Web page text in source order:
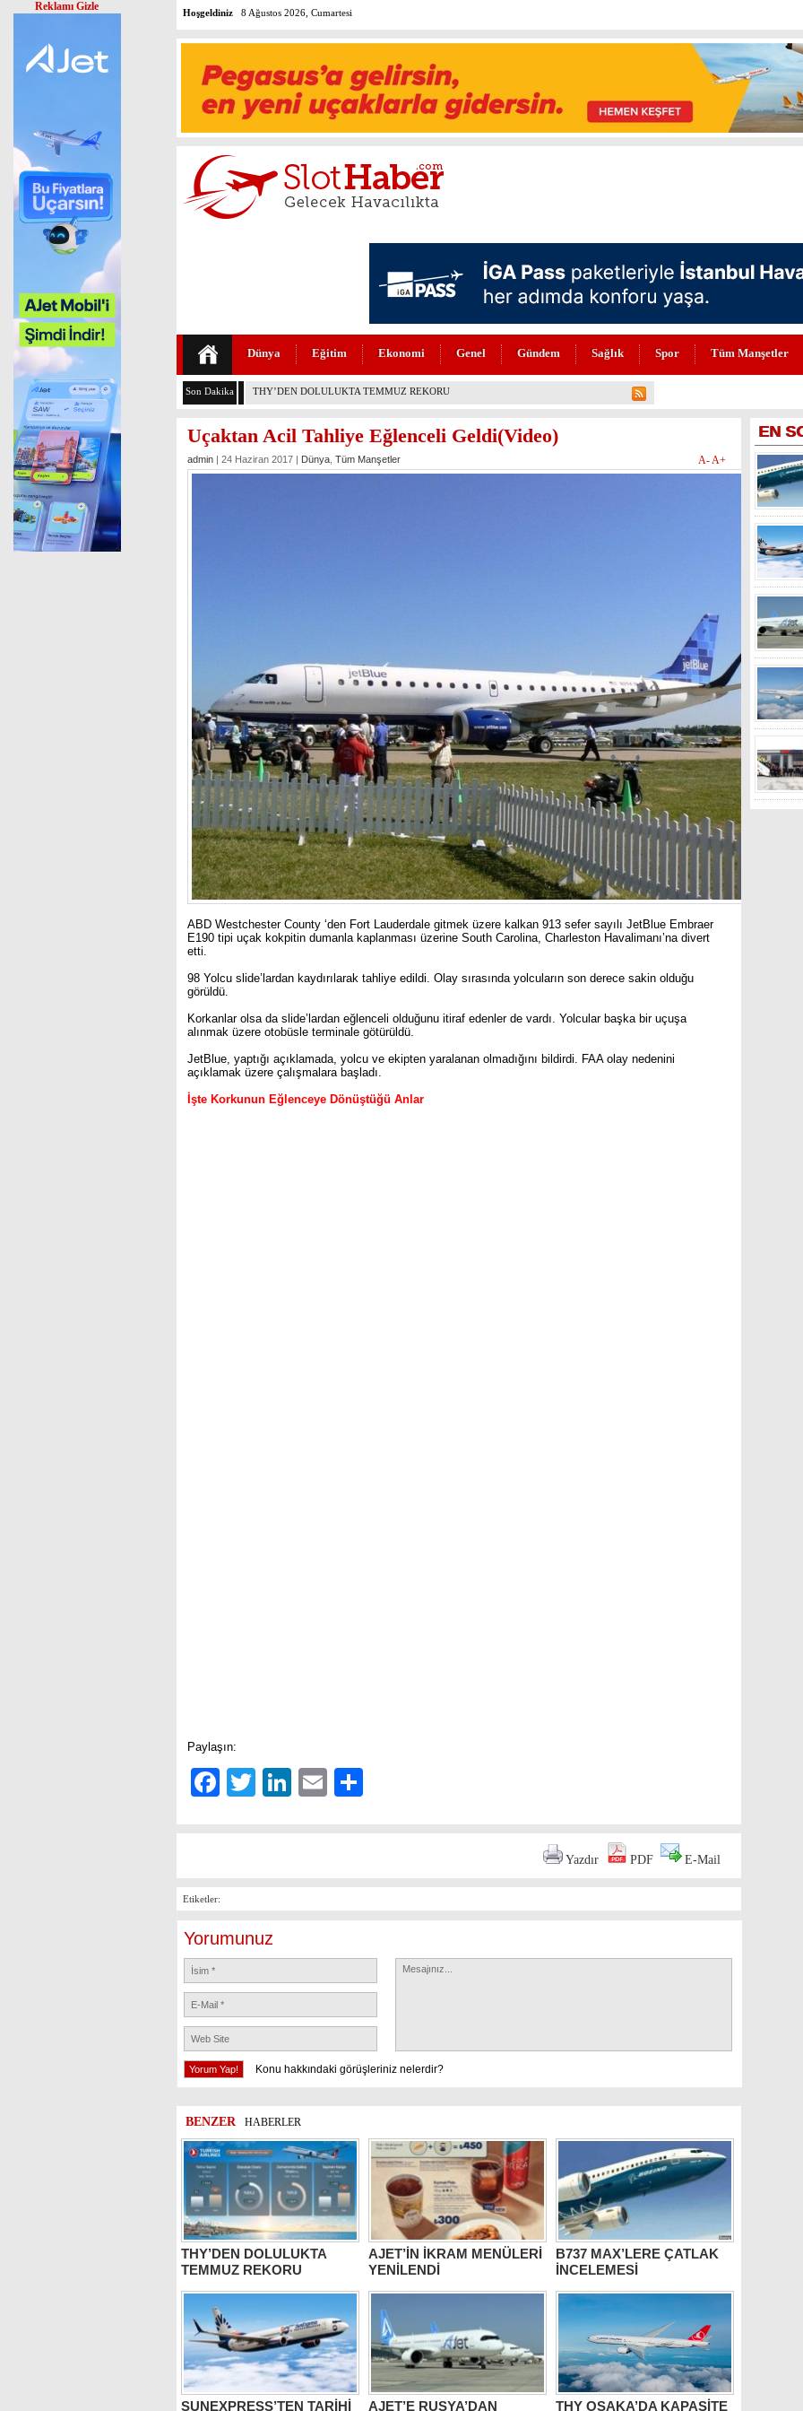
Hoşgeldiniz 8 Ağustos 2026, Cumartesi
Dünya Eğitim Ekonomi Genel Gündem Sağlık Spor Tüm Manşetler
Son Dakika AJET’İN İKRAM MENÜLERİ YENİLENDİ
Uçaktan Acil Tahliye Eğlenceli Geldi(Video)
admin | 24 Haziran 2017 | Dünya Tüm Manşetler A-A+
ABD Westchester County ‘den Fort Lauderdale gitmek üzere kalkan 913 sefer sayılı JetBlue Embraer
E190 tipi uçak kokpitin dumanla kaplanması üzerine South Carolina, Charleston Havalimanı’na divert
etti.
98 Yolcu slide’lardan kaydırılarak tahliye edildi. Olay sırasında yolcuların son derece sakin olduğu
görüldü.
Korkanlar olsa da slide’lardan eğlenceli olduğunu itiraf edenler de vardı. Yolcular başka bir uçuşa
alınmak üzere otobüsle terminale götürüldü.
JetBlue, yaptığı açıklamada, yolcu ve ekipten yaralanan olmadığını bildirdi. FAA olay nedenini
açıklamak üzere çalışmalara başladı.
İşte Korkunun Eğlenceye Dönüştüğü Anlar
Paylaşın:
Facebook
TwitterLinkedIn
Email
Yazdır PDF E-Mail
Etiketler:
Yorumunuz
Konu hakkındaki görüşleriniz nelerdir?
BENZER HABERLER
THY’DEN DOLULUKTA
TEMMUZ REKORU
AJET’İN İKRAM MENÜLERİ
YENİLENDİ
B737 MAX’LERE ÇATLAK
İNCELEMESİ
SUNEXPRESS’TEN TARİHİ AJET’E RUSYA’DAN THY OSAKA’DA KAPASİTE
EN
Reklamı Gizle